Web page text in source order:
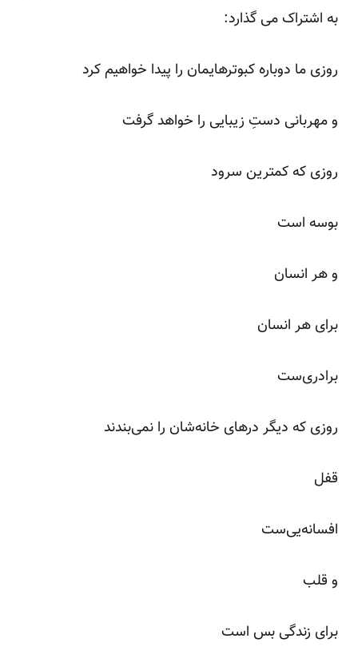
به اشتراک می گذارد:
روزی ما دوباره کبوترهایمان را پیدا خواهیم کرد
و مهربانی دستِ زیبایی را خواهد گرفت
روزی که کمترین سرود
بوسه است
و هر انسان
برای هر انسان
برادری‌ست
روزی که دیگر درهای خانه‌شان را نمی‌بندند
قفل
افسانه‌یی‌ست
و قلب
برای زندگی بس است